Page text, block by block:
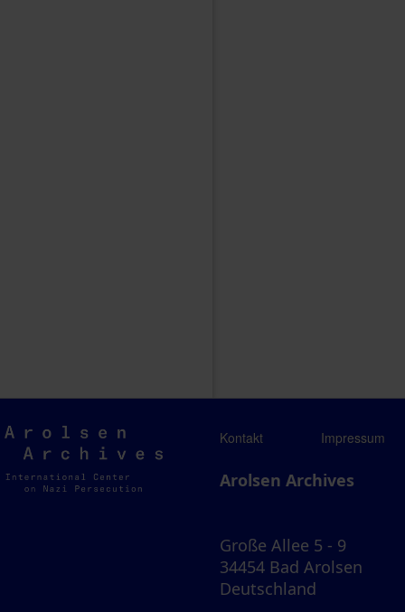
Arolsen
Archives
Kontakt Impressum
Arolsen Archives
Große Allee 5 - 9
34454 Bad Arolsen
Deutschland